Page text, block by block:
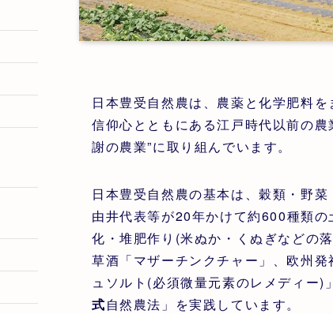
日本豊受自然農は、農薬と化学肥料
信仰心とともにある江戸時代以前の
謝の農業”に取り組んでいます。
日本豊受自然農の基本は、穀類・野菜
由井代表等が20年かけて約600種類
化・堆肥作り(米ぬか・くぬぎなどの
草酒「マザーチンクチャー」、欧州
ュソルト(必須微量元素のレメディー
式自然農法」を実践しています。